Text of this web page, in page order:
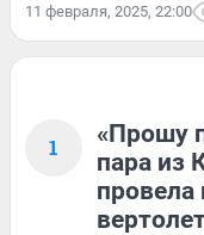
11 февраля, 2025, 22:00
1
«Прошу
пара из
провела